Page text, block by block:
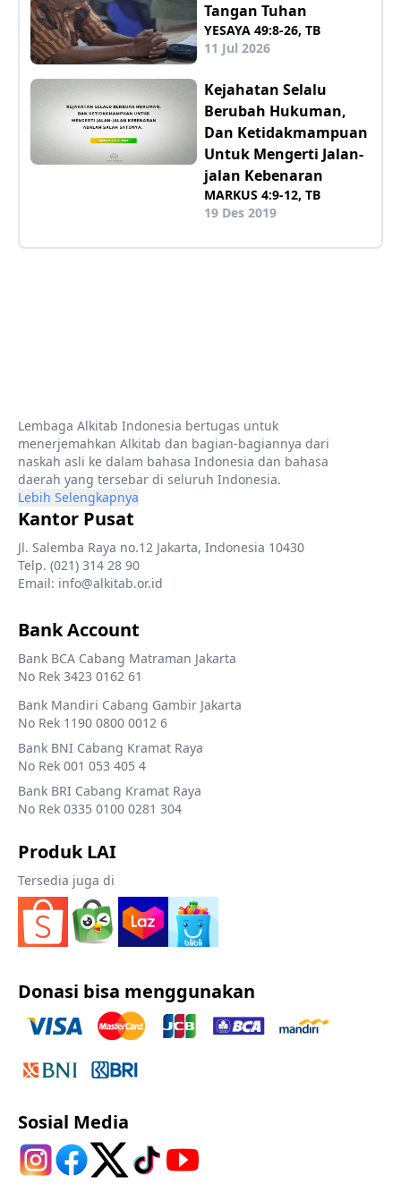
Tangan Tuhan
YESAYA 49:8-26, TB
11 Jul 2026
Kejahatan Selalu
Berubah Hukuman,
Dan Ketidakmampuan
Untuk Mengerti Jalan-
jalan Kebenaran
MARKUS 4:9-12, TB
19 Des 2019
Lembaga Alkitab Indonesia bertugas untuk
menerjemahkan Alkitab dan bagian-bagiannya dari
naskah asli ke dalam bahasa Indonesia dan bahasa
daerah yang tersebar di seluruh Indonesia.
Lebih Selengkapnya
Kantor Pusat
Jl. Salemba Raya no.12 Jakarta, Indonesia 10430
Telp. (021) 314 28 90
Email: info@alkitab.or.id
Bank Account
Bank BCA Cabang Matraman Jakarta
No Rek 3423 0162 61
Bank Mandiri Cabang Gambir Jakarta
No Rek 1190 0800 0012 6
Bank BNI Cabang Kramat Raya
No Rek 001 053 405 4
Bank BRI Cabang Kramat Raya
No Rek 0335 0100 0281 304
Produk LAI
Tersedia juga di
Donasi bisa menggunakan
Sosial Media